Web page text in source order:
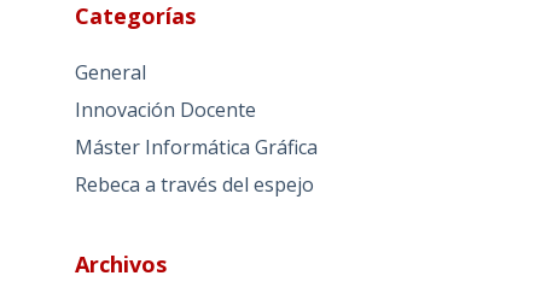
Categorías
General
Innovación Docente
Máster Informática Gráfica
Rebeca a través del espejo
Archivos